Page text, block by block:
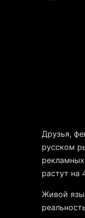
Друзья,
русском
растут на
Живой